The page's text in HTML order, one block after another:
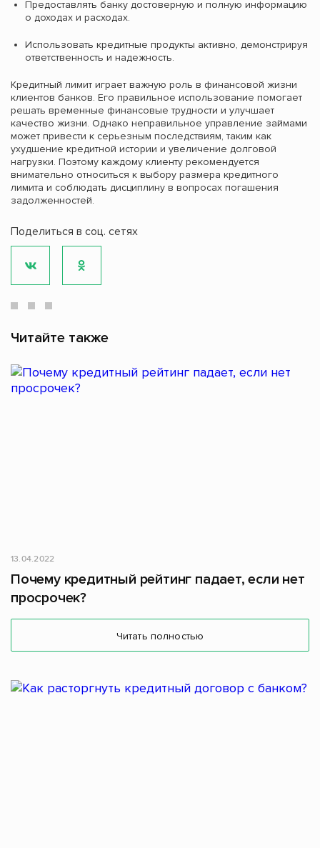
Предоставлять банку достоверную и полную информацию
о доходах и расходах.
Использовать кредитные продукты активно, демонстрируя
ответственность и надежность.
Кредитный лимит играет важную роль в финансовой жизни
клиентов банков. Его правильное использование помогает
решать временные финансовые трудности и улучшает
качество жизни. Однако неправильное управление займами
может привести к серьезным последствиям, таким как
ухудшение кредитной истории и увеличение долговой
нагрузки. Поэтому каждому клиенту рекомендуется
внимательно относиться к выбору размера кредитного
лимита и соблюдать дисциплину в вопросах погашения
задолженностей.
Поделиться в соц. сетях
Читайте также
13.04.2022
Почему кредитный рейтинг падает, если нет
просрочек?
Читать полностью